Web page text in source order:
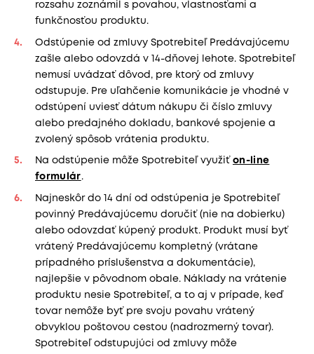
rozsahu zoznámil s povahou, vlastnosťami a
funkčnosťou produktu.
Odstúpenie od zmluvy Spotrebiteľ Predávajúcemu
zašle alebo odovzdá v 14-dňovej lehote. Spotrebiteľ
nemusí uvádzať dôvod, pre ktorý od zmluvy
odstupuje. Pre uľahčenie komunikácie je vhodné v
odstúpení uviesť dátum nákupu či číslo zmluvy
alebo predajného dokladu, bankové spojenie a
zvolený spôsob vrátenia produktu.
Na odstúpenie môže Spotrebiteľ využiť on-line
formulár.
Najneskôr do 14 dní od odstúpenia je Spotrebiteľ
povinný Predávajúcemu doručiť (nie na dobierku)
alebo odovzdať kúpený produkt. Produkt musí byť
vrátený Predávajúcemu kompletný (vrátane
prípadného príslušenstva a dokumentácie),
najlepšie v pôvodnom obale. Náklady na vrátenie
produktu nesie Spotrebiteľ, a to aj v prípade, keď
tovar nemôže byť pre svoju povahu vrátený
obvyklou poštovou cestou (nadrozmerný tovar).
Spotrebiteľ odstupujúci od zmluvy môže